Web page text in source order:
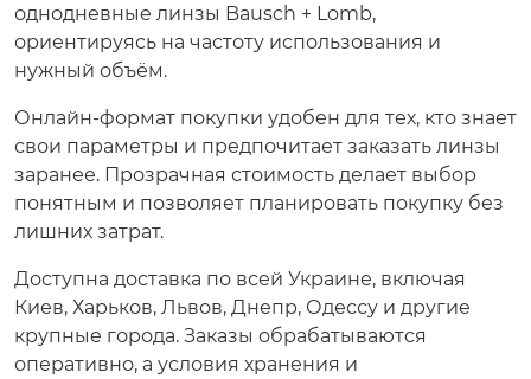
однодневные линзы Bausch + Lomb,
ориентируясь на частоту использования и
нужный объём.
Онлайн-формат покупки удобен для тех, кто знает
свои параметры и предпочитает заказать линзы
заранее. Прозрачная стоимость делает выбор
понятным и позволяет планировать покупку без
лишних затрат.
Доступна доставка по всей Украине, включая
Киев, Харьков, Львов, Днепр, Одессу и другие
крупные города. Заказы обрабатываются
оперативно, а условия хранения и